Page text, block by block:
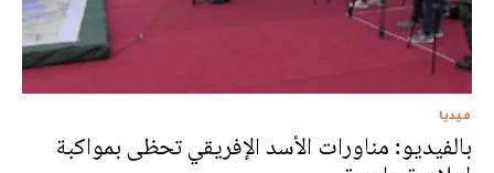
ميديا
بالفيديو: مناورات الأسد الإفريقي تحظى بمواكبة